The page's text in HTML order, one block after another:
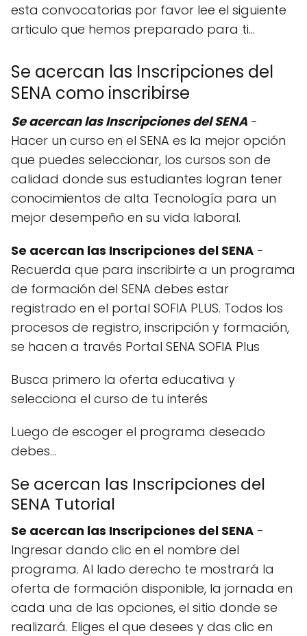
esta convocatorias por favor lee el siguiente
articulo que hemos preparado para ti…
Se acercan las Inscripciones del
SENA como inscribirse
Se acercan las Inscripciones del SENA -
Hacer un curso en el SENA es la mejor opción
que puedes seleccionar, los cursos son de
calidad donde sus estudiantes logran tener
conocimientos de alta Tecnología para un
mejor desempeño en su vida laboral.
Se acercan las Inscripciones del SENA -
Recuerda que para inscribirte a un programa
de formación del SENA debes estar
registrado en el portal SOFIA PLUS. Todos los
procesos de registro, inscripción y formación,
se hacen a través Portal SENA SOFIA Plus
Busca primero la oferta educativa y
selecciona el curso de tu interés
Luego de escoger el programa deseado
debes…
Se acercan las Inscripciones del
SENA Tutorial
Se acercan las Inscripciones del SENA -
Ingresar dando clic en el nombre del
programa. Al lado derecho te mostrará la
oferta de formación disponible, la jornada en
cada una de las opciones, el sitio donde se
realizará. Eliges el que desees y das clic en